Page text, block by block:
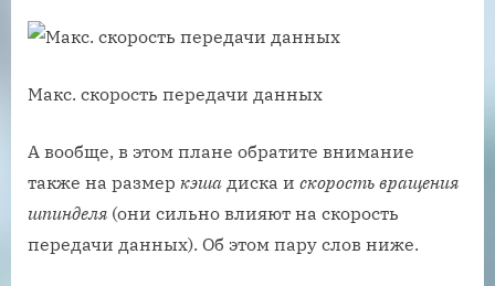
Макс. скорость передачи данных
А вообще, в этом плане обратите внимание
также на размер кэша диска и скорость вращения
шпинделя (они сильно влияют на скорость
передачи данных). Об этом пару слов ниже.